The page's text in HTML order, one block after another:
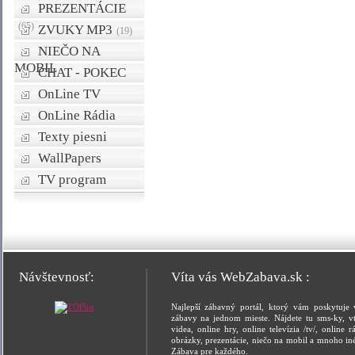
PREZENTÁCIE
(65) ZVUKY MP3 (19)
NIEČO NA
MOBILCHAT - POKEC
OnLine TV
OnLine Rádia
Texty piesni
WallPapers
TV program
Návštevnosť: Víta vás WebZabava.sk :
Najlepší zábavný portál, ktorý vám poskytuje
zábavy na jednom mieste. Nájdete tu sms-ky,
videa, online hry, online televízia /tv/, online
obrázky, prezentácie, niečo na mobil a mnoho
Zábava pre každého.